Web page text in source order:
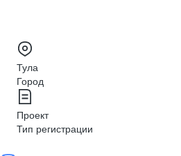
Тула
Город
Проект
Тип регистрации